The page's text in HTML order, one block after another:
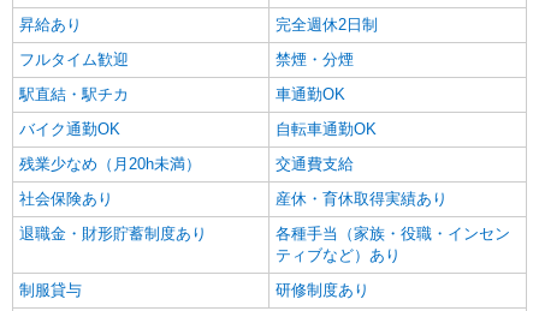
昇給あり
完全週休2日制
フルタイム歓迎
禁煙・分煙
駅直結・駅チカ
車通勤OK
バイク通勤OK
自転車通勤OK
残業少なめ（月20h未満）
交通費支給
社会保険あり
産休・育休取得実績あり
退職金・財形貯蓄制度あり
各種手当（家族・役職・インセン
ティブなど）あり
制服貸与
研修制度あり